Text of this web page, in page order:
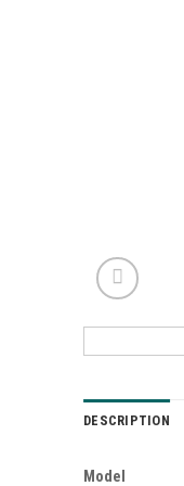
DESCRIPTION
Model